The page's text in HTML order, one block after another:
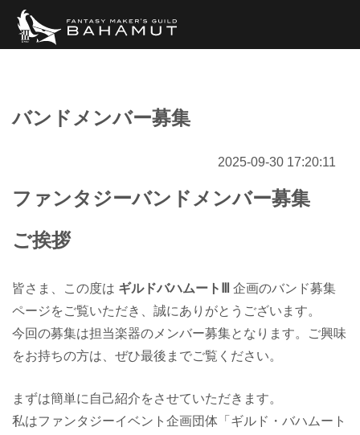
バンドメンバー募集
2025-09-30 17:20:11
ファンタジーバンドメンバー募集
ご挨拶
皆さま、この度は ギルドバハムートⅢ
企画のバンド募集
ページをご覧いただき、誠にありがとうございます。
今回の募集は担当楽器のメンバー募集となります。ご興味
をお持ちの方は、ぜひ最後までご覧ください。
まずは簡単に自己紹介をさせていただきます。
私はファンタジーイベント企画団体「ギルド・バハムート